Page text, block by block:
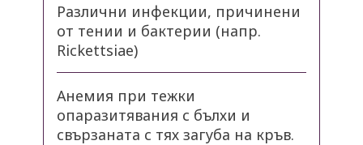
Различни инфекции, причинени
от тении и бактерии (напр.
Rickettsiae)
Анемия при тежки
опаразитявания с бълхи и
свързаната с тях загуба на кръв.